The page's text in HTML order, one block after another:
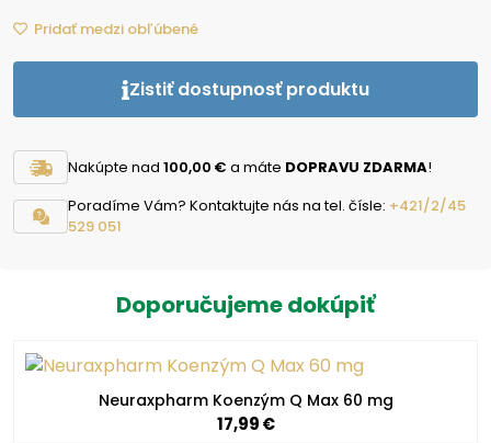
Pridať medzi obľúbené
Zistiť dostupnosť produktu
Nakúpte nad 100,00 € a máte DOPRAVU ZDARMA!
Poradíme Vám? Kontaktujte nás na tel. čísle: +421/2/45
529 051
Doporučujeme dokúpiť
Neuraxpharm Koenzým Q Max 60 mg
17,99 €